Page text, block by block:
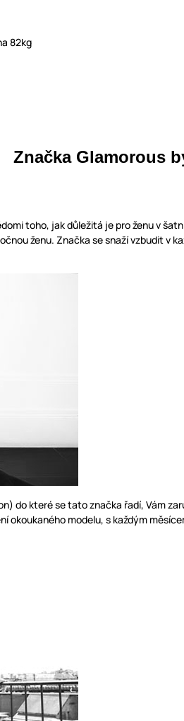
82kg
Značka Glamorous
toho, jak důležitá je pro ženu v
ženu. Značka se snaží vzbudit v
do které se tato značka řadí, Vám
modelu, s každým